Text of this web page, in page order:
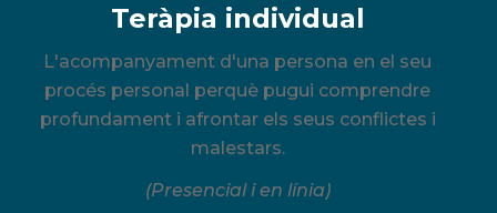
Teràpia individual
L'acompanyament d'una persona en el seu
procés personal perquè pugui comprendre
profundament i afrontar els seus conflictes i
malestars.
(Presencial i en línia)